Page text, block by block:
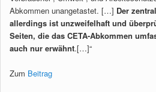
Abkommen unangetastet. […] Der
allerdings ist unzweifelhaft und
Seiten, die das CETA-Abkommen
auch nur erwähnt.[…]“
Zum Beitrag